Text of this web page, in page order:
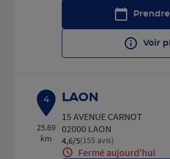
Voir
4
25.69
km
LAON
15 AVENUE CARNOT
02000 LAON
4,6/5Note de 4.6 sur 5
(155 avis)
Fermé aujourd'hui